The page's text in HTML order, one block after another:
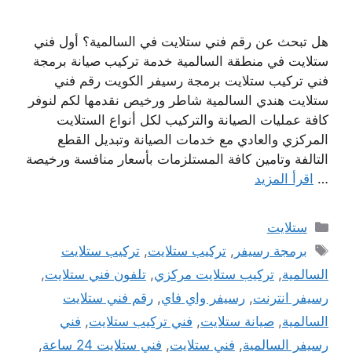
هل تبحث عن رقم فني ستلايت في السالمية؟ أول فني
ستلايت في منطقة السالمية خدمة تركيب صيانة برمجة
فني تركيب ستلايت برمجة رسيفر الكويت رقم فني
ستلايت هندي السالمية شاطر ورخيص نقدمها لكم لنوفر
كافة عمليات الصيانة والتركيب لكل أنواع الستلايت
المركزي والعادي مع خدمات الصيانة وتبديل القطع
التالفة وتامين كافة المستلزمات بأسعار منافسة ورخيصة
… اقرأ المزيد
التصنيفات
ستلايت
الوسوم
برمجة رسيفر ,تركيب ستلايت,تركيب ستلايت
السالمية, تركيب ستلايت مركزي, تلفون فني ستلايت,
رسيفر انترنت, رسيفر واي فاي, رقم فني ستلايت
السالمية, صيانة ستلايت, فني تركيب ستلايت, فني
رسيفر السالمية, فني ستلايت, فني ستلايت 24 ساعة
,